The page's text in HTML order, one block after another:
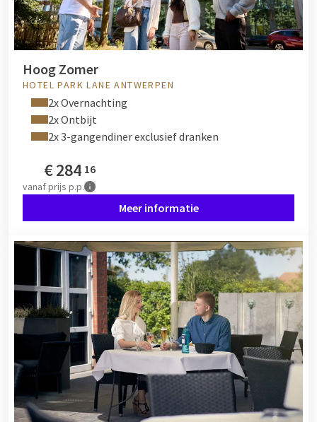
Hoog Zomer
HOTEL PARK LANE ANTWERPEN
2x Overnachting
2x Ontbijt
2x 3-gangendiner exclusief dranken
€284 16
vanafprijs p.p.
Meer informatie